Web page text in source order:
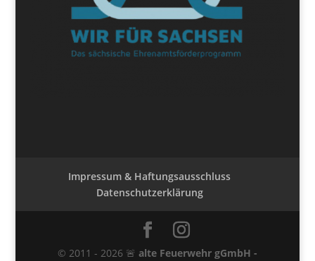
Impressum & Haftungsausschluss
Datenschutzerklärung
© 2011 - 2026 🚨 alte Feuerwehr gGmbH -